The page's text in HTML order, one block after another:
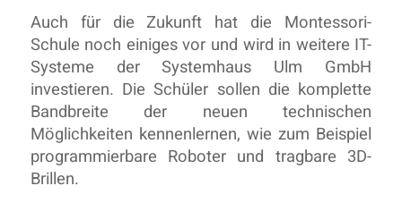
Auch für die Zukunft hat die Montessori-
Schule noch einiges vor und wird in weitere IT-
Systeme der Systemhaus Ulm GmbH
investieren. Die Schüler sollen die komplette
Bandbreite der neuen technischen
Möglichkeiten kennenlernen, wie zum Beispiel
programmierbare Roboter und tragbare 3D-
Brillen.